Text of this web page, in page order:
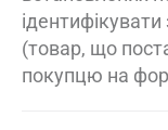
ідентифікувати
(товар, що
покупцю на